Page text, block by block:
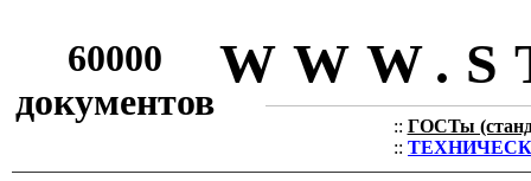
60000
документов
:: ГОСТы
::